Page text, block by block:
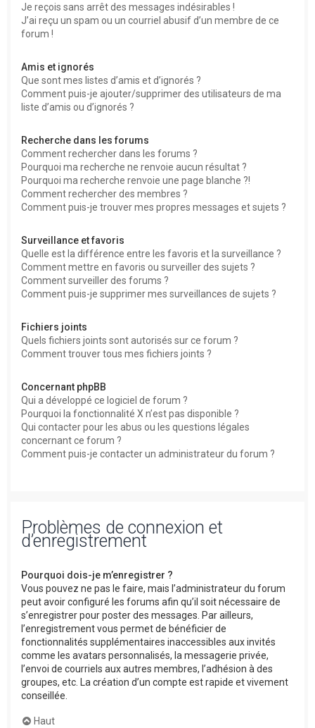
Je reçois sans arrêt des messages indésirables !
J’ai reçu un spam ou un courriel abusif d’un membre de ce
forum !
Amis et ignorés
Que sont mes listes d’amis et d’ignorés ?
Comment puis-je ajouter/supprimer des utilisateurs de ma
liste d’amis ou d’ignorés ?
Recherche dans les forums
Comment rechercher dans les forums ?
Pourquoi ma recherche ne renvoie aucun résultat ?
Pourquoi ma recherche renvoie une page blanche ?!
Comment rechercher des membres ?
Comment puis-je trouver mes propres messages et sujets ?
Surveillance et favoris
Quelle est la différence entre les favoris et la surveillance ?
Comment mettre en favoris ou surveiller des sujets ?
Comment surveiller des forums ?
Comment puis-je supprimer mes surveillances de sujets ?
Fichiers joints
Quels fichiers joints sont autorisés sur ce forum ?
Comment trouver tous mes fichiers joints ?
Concernant phpBB
Qui a développé ce logiciel de forum ?
Pourquoi la fonctionnalité X n’est pas disponible ?
Qui contacter pour les abus ou les questions légales
concernant ce forum ?
Comment puis-je contacter un administrateur du forum ?
Problèmes de connexion et
d’enregistrement
Pourquoi dois-je m’enregistrer ?
Vous pouvez ne pas le faire, mais l’administrateur du forum
peut avoir configuré les forums afin qu’il soit nécessaire de
s’enregistrer pour poster des messages. Par ailleurs,
l’enregistrement vous permet de bénéficier de
fonctionnalités supplémentaires inaccessibles aux invités
comme les avatars personnalisés, la messagerie privée,
l’envoi de courriels aux autres membres, l’adhésion à des
groupes, etc. La création d’un compte est rapide et vivement
conseillée.
Haut